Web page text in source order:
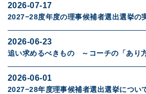
2026-07-17
2027−28度年度の理事候補者選出選挙の
2026-06-23
追い求めるべきもの ～コーチの「あり
2026-06-01
2027−28年度理事候補者選出選挙につい